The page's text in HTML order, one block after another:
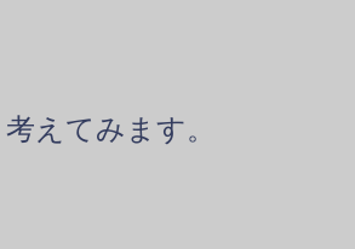
えてみます。